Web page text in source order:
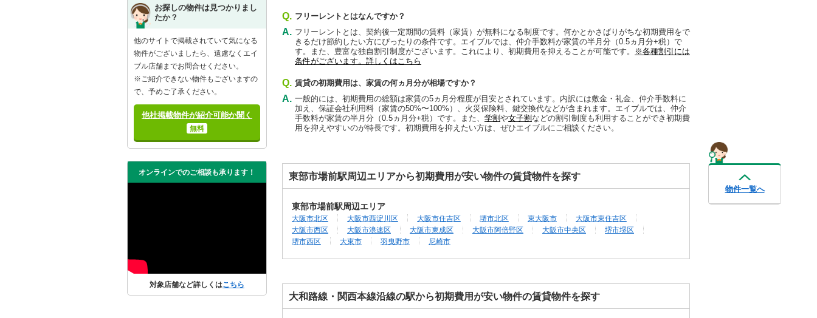
お探しの物件は見つかりまし
たか？
他のサイトで掲載されていて気になる
物件がございましたら、遠慮なくエイ
ブル店舗までお問合せください。
※ご紹介できない物件もございますの
で、予めご了承ください。
他社掲載物件が紹介可能か聞く
無料
オンラインでのご相談も承ります！
対象店舗など詳しくはこちら
Q. フリーレントとはなんですか？
A. フリーレントとは、契約後一定期間の賃料（家賃）が無料になる制度です。何かとかさばりがちな初期費用をで
きるだけ節約したい方にぴったりの条件です。エイブルでは、仲介手数料が家賃の半月分（0.5ヵ月分+税）で
す。また、豊富な独自割引制度がございます。これにより、初期費用を抑えることが可能です。
※各種割引には
条件がございます。詳しくはこちら
Q. 賃貸の初期費用は、家賃の何ヵ月分が相場ですか？
A. 一般的には、初期費用の総額は家賃の5ヵ月分程度が目安とされています。内訳には敷金・礼金、仲介手数料に
加え、保証会社利用料（家賃の50%〜100%）、火災保険料、鍵交換代などが含まれます。エイブルでは、仲介
手数料が家賃の半月分（0.5ヵ月分+税）です。また、 学割や女子割 などの割引制度も利用することができ初期費
用を抑えやすいのが特長です。初期費用を抑えたい方は、ぜひエイブルにご相談ください。
物件一覧へ
東部市場前駅周辺エリアから初期費用が安い物件の賃貸物件を探す
東部市場前駅周辺エリア
大阪市北区 大阪市西淀川区 大阪市住吉区 堺市北区 東大阪市
大阪市東住吉区
大阪市西区
大阪市浪速区 大阪市東成区 大阪市阿倍野区 大阪市中央区
堺市堺区
堺市西区
大東市 羽曳野市 尼崎市
大和路線・関西本線沿線の駅から初期費用が安い物件の賃貸物件を探す